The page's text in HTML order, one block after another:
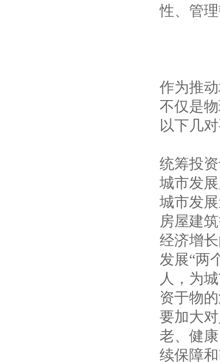
性、管
作为推
不仅是
以下几
统筹投
城市发
城市发
房屋建
经济增
发展“两
人，为
资于物
要加大
老、健
续保障